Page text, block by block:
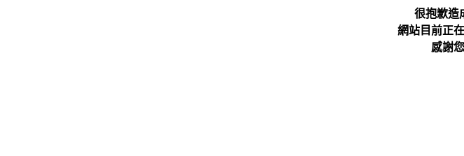
很抱歉造
網站目前正
感謝